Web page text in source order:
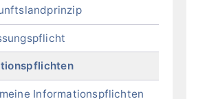
Informationspflichten